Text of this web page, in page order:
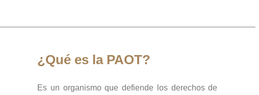
¿Qué es la PAOT?
Es un organismo que defiende los derechos de